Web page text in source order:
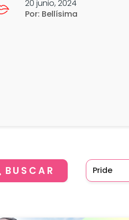
20 junio, 2024
Por: Bellísima
BUSCAR